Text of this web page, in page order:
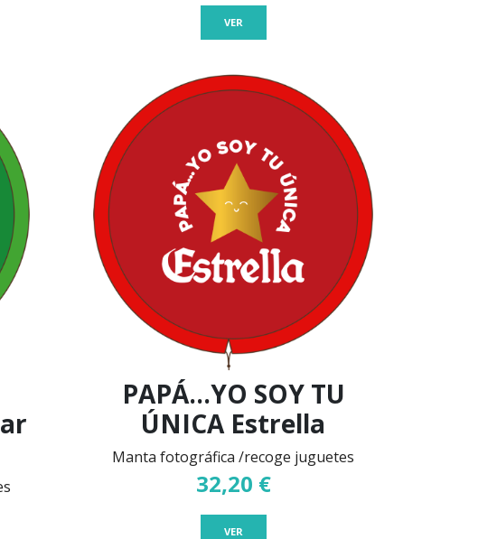
VER
PAPÁ...YO SOY TU
ÚNICA Estrella
Manta fotográfica /recoge juguetes
32,20 €
VER